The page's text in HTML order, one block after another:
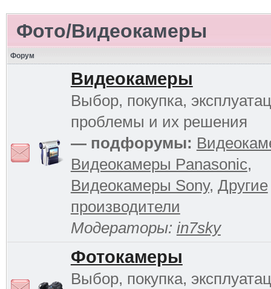
Фото/Видеокамеры
Форум
Видеокамеры
Выбор, покупка,
проблемы и их решения
— подфорумы:
Видеокамеры Panasonic,
Видеокамеры Sony, Другие
производители
Модераторы: in7sky
Фотокамеры
Выбор, покупка,